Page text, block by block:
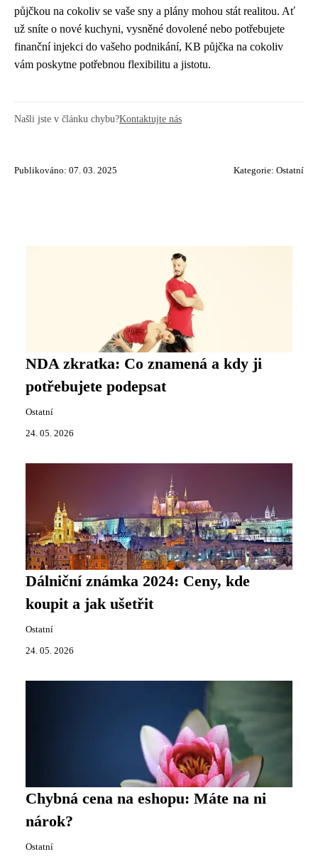
půjčkou na cokoliv se vaše sny a plány mohou stát realitou. Ať
už sníte o nové kuchyni, vysněné dovolené nebo potřebujete
finanční injekci do vašeho podnikání, KB půjčka na cokoliv
vám poskytne potřebnou flexibilitu a jistotu.
Našli jste v článku chybu?Kontaktujte nás
Publikováno: 07. 03. 2025 Kategorie: Ostatní
NDA zkratka: Co znamená a kdy ji
potřebujete podepsat
Ostatní
24. 05. 2026
Dálniční známka 2024: Ceny, kde
koupit a jak ušetřit
Ostatní
24. 05. 2026
Chybná cena na eshopu: Máte na ni
nárok?
Ostatní